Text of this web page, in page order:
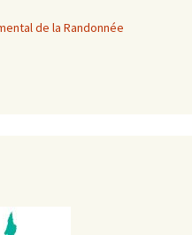
de la Randonnée